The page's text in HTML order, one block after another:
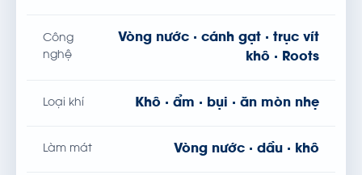
Công
nghệ
Vòng nước · cánh gạt · trục vít
khô · Roots
Loại khí Khô · ẩm · bụi · ăn mòn nhẹ
Làm mát Vòng nước · dầu · khô